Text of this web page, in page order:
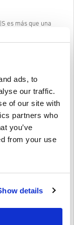
ads, to
our traffic.
of our site with
partners who
you’ve
from your use
details
es más que una
y una
Livecards.net y
diversión.
es rápido y
que los
seguridad.